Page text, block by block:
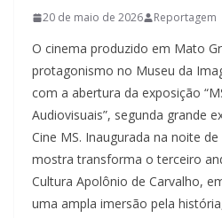
20 de maio de 2026 Reportagem
O cinema produzido em Mato
protagonismo no Museu da
com a abertura da exposição
Audiovisuais”, segunda grande
Cine MS. Inaugurada na noite
mostra transforma o terceiro
Cultura Apolônio de Carvalho,
uma ampla imersão pela